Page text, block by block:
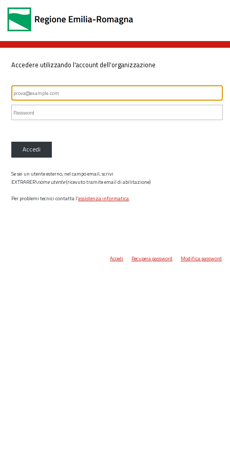
Accedere utilizzando l'account dell'organizzazione
Accedi
Se sei un utente esterno, nel campo email, scrivi
EXTRARER\nome utente(ricevuto tramite email di abilitazione)
Per problemi tecnici contatta l’assistenza informatica.
Accedi Recupera password Modifica password